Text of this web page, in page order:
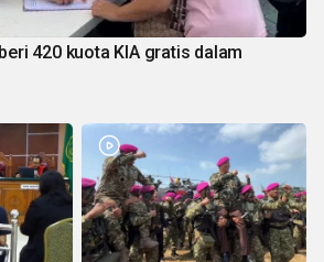
420 kuota KIA gratis dalam